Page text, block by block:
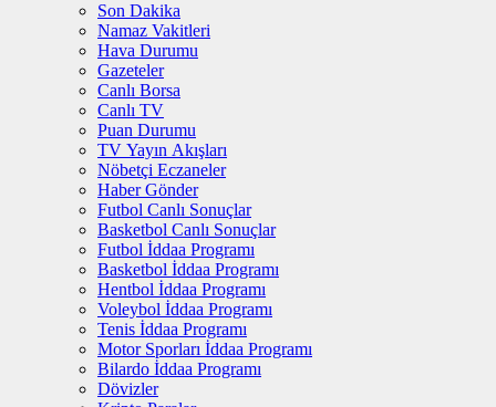
Son Dakika
Namaz Vakitleri
Hava Durumu
Gazeteler
Canlı Borsa
Canlı TV
Puan Durumu
TV Yayın Akışları
Nöbetçi Eczaneler
Haber Gönder
Futbol Canlı Sonuçlar
Basketbol Canlı Sonuçlar
Futbol İddaa Programı
Basketbol İddaa Programı
Hentbol İddaa Programı
Voleybol İddaa Programı
Tenis İddaa Programı
Motor Sporları İddaa Programı
Bilardo İddaa Programı
Dövizler